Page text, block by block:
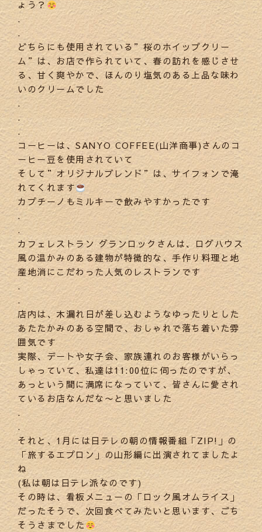
ょう？
.
.
どちらにも使用されている”桜のホイップクリー
ム”は、お店で作られていて、春の訪れを感じさせ
る、甘く爽やかで、ほんのり塩気のある上品な味わ
いのクリームでした
.
.
.
コーヒーは、SANYO COFFEE(山洋商事)さんのコ
ーヒー豆を使用されていて
そして”オリジナルブレンド”は、サイフォンで淹
れてくれます
カプチーノもミルキーで飲みやすかったです
.
.
カフェレストラン グランロックさんは、ログハウス
風の温かみのある建物が特徴的な、手作り料理と地
産地消にこだわった人気のレストランです
.
.
店内は、木漏れ日が差し込むようなゆったりとした
あたたかみのある空間で、おしゃれで落ち着いた雰
囲気です
実際、デートや女子会、家族連れのお客様がいらっ
しゃっていて、私達は11:00位に伺ったのですが、
あっという間に満席になっていて、皆さんに愛され
ているお店なんだな〜と思いました
.
.
それと、1月には日テレの朝の情報番組「ZIP!」の
「旅するエプロン」の山形編に出演されてましたよ
ね
(私は朝は日テレ派なのです)
その時は、看板メニューの「ロック風オムライス」
だったそうで、次回食べてみたいと思います、ごち
そうさまでした